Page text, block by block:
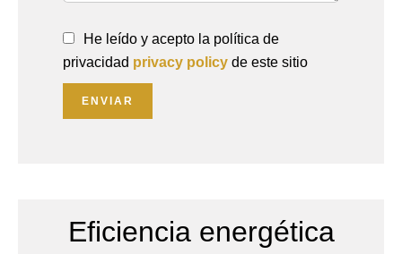
He leído y acepto la política de
privacidad privacy policy de este sitio
ENVIAR
Eficiencia energética